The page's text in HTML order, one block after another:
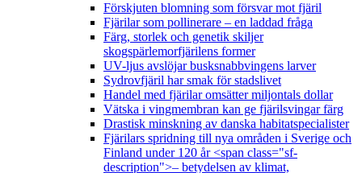
Förskjuten blomning som försvar mot fjäril
Fjärilar som pollinerare – en laddad fråga
Färg, storlek och genetik skiljer
skogspärlemorfjärilens former
UV-ljus avslöjar busksnabbvingens larver
Sydrovfjäril har smak för stadslivet
Handel med fjärilar omsätter miljontals dollar
Vätska i vingmembran kan ge fjärilsvingar färg
Drastisk minskning av danska habitatspecialister
Fjärilars spridning till nya områden i Sverige och
Finland under 120 år <span class="sf-
description">– betydelsen av klimat,